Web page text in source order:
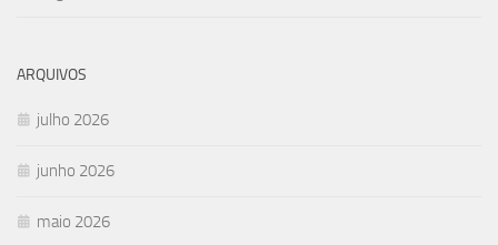
ARQUIVOS
julho 2026
junho 2026
maio 2026